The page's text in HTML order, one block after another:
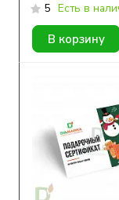
5 Есть в
В корзину